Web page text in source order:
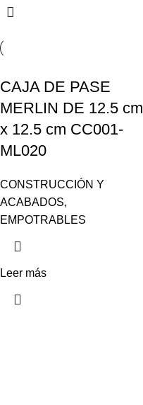
CAJA DE PASE
MERLIN DE 12.5 cm
x 12.5 cm CC001-
ML020
CONSTRUCCIÓN Y
ACABADOS,
EMPOTRABLES
Leer más